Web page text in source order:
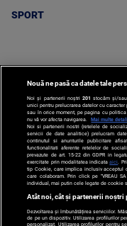
SPORT
SPORT
Nouă ne pasă ca datele tale
Noi și partenerii noștri 201 stocăm și/
unici pentru prelucrarea datelor cu
sau în orice moment, pe pagina cu
nu vă vor afecta navigarea.
Mai multe
Noi si partenerii nostri (retelele de
servicii de date analitice) prelucram
continutul si anunturile publicitare
functionalitati aferente retelelor de
prevazute de art. 15-22 din GDPR in
exercitate prin modalitatea indicataaici .
tip Cookie, care implica inclusiv acceptul
care colaboram. Prin click pe “VREAU
individual, mai putin cele legate de cookie
Atât noi, cât și partenerii
Dezvoltarea și îmbunătățirea serviciilor.
de pe un dispozitiv. Utilizarea profilurilor
personalizat. Utilizarea profilurilor pentru